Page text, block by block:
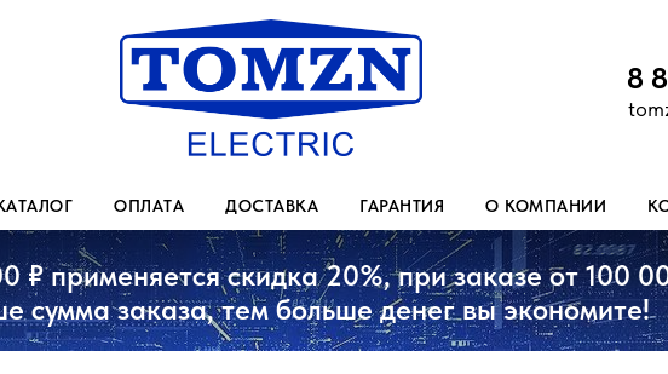
8
ОПЛАТА ДОСТАВКА ГАРАНТИЯ О КОМПАНИИ
₽ применяется скидка 20%, при заказе от 100
сумма заказа, тем больше денег вы экономите!